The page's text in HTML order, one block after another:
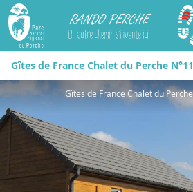
Rando Perche
Gîtes de France Chalet du Perche N°11